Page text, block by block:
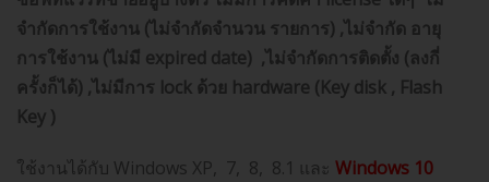
จำกัดการใช้งาน (ไม่จำกัดจำนวน รายการ) ,ไม่จำกัด อายุ
การใช้งาน (ไม่มี expired date) ,ไม่จำกัดการติดตั้ง (ลงกี่
ครั้งก็ได้) ,ไม่มีการ lock ด้วย hardware (Key disk , Flash
Key )
ใช้งานได้กับ Windows XP, 7, 8, 8.1 และ Windows 10